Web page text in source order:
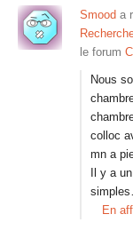
Smood a
le forum
Nous
colloc
mn a
Il y a
En